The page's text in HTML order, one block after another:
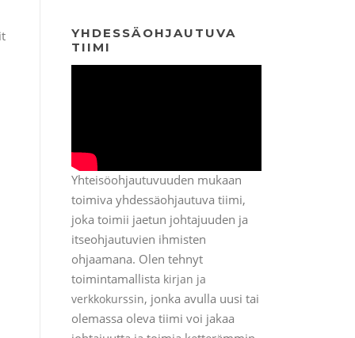
YHDESSÄOHJAUTUVA
TIIMI
Yhteisöohjautuvuuden mukaan
toimiva yhdessäohjautuva tiimi,
joka toimii jaetun johtajuuden ja
itseohjautuvien ihmisten
ohjaamana. Olen tehnyt
toimintamallista kirjan ja
verkkokurssin, jonka avulla uusi tai
olemassa oleva tiimi voi jakaa